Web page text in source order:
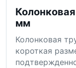
мм
Колонковая
короткая